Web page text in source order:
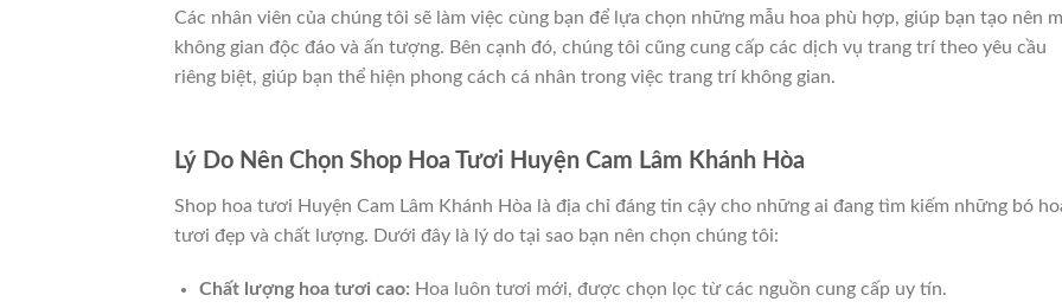
Các nhân viên của chúng tôi sẽ làm việc cùng bạn để lựa chọn những mẫu hoa phù hợp, giúp bạn tạo nên
không gian độc đáo và ấn tượng. Bên cạnh đó, chúng tôi cũng cung cấp các dịch vụ trang trí theo yêu cầu
riêng biệt, giúp bạn thể hiện phong cách cá nhân trong việc trang trí không gian.
Lý Do Nên Chọn Shop Hoa Tươi Huyện Cam Lâm Khánh Hòa
Shop hoa tươi Huyện Cam Lâm Khánh Hòa là địa chỉ đáng tin cậy cho những ai đang tìm kiếm những bó
tươi đẹp và chất lượng. Dưới đây là lý do tại sao bạn nên chọn chúng tôi:
Chất lượng hoa tươi cao: Hoa luôn tươi mới, được chọn lọc từ các nguồn cung cấp uy tín.